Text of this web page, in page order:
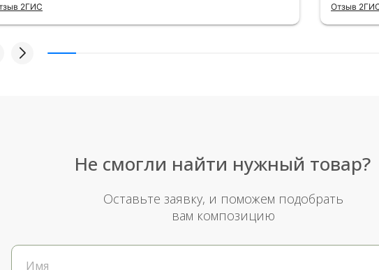
2ГИС
другу в
Отзыв
Не смогли найти нужный товар?
Оставьте заявку, и поможем подобрать
вам композицию